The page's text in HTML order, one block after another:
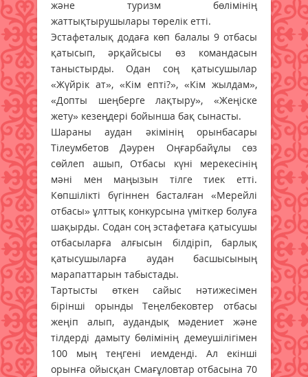
және туризм бөлімінің
жаттықтырушылары төрелік етті.
Эстафеталық додаға көп балалы 9 отбасы
қатысып, әрқайсысы өз командасын
таныстырды. Одан соң қатысушылар
«Жүйрік ат», «Кім епті?», «Кім жылдам»,
«Допты шеңберге лақтыру», «Жеңіске
жету» кезеңдері бойынша бақ сынасты.
Шараны аудан әкімінің орынбасары
Тілеумбетов Дәурен Оңғарбайұлы сөз
сөйлеп ашып, Отбасы күні мерекесінің
мәні мен маңызын тілге тиек етті.
Көпшілікті бүгіннен басталған «Мерейлі
отбасы» ұлттық конкурсына үміткер болуға
шақырды. Содан соң эстафетаға қатысушы
отбасыларға алғысын білдіріп, барлық
қатысушыларға аудан басшысының
марапаттарын табыстады.
Тартысты өткен сайыс нәтижесімен
бірінші орынды Теңелбековтер отбасы
жеңіп алып, аудандық мәдениет және
тілдерді дамыту бөлімінің демеушілігімен
100 мың теңгені иемденді. Ал екінші
орынға ойысқан Смағұловтар отбасына 70